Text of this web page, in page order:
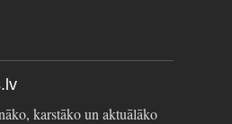
karstāko un aktuālāko